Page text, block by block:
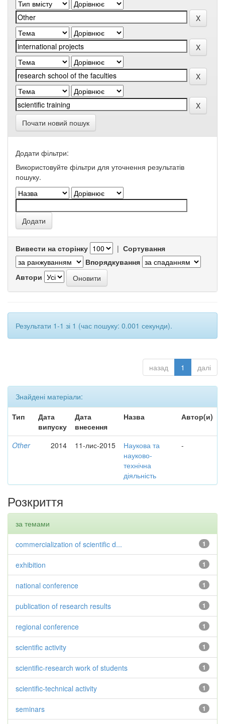
Почати новий пошук
Додати фільтри:
Використовуйте фільтри для уточнення результатів
пошуку.
Вивести на сторінку | Сортування
Впорядкування
Автори
Результати 1-1 зі 1 (час пошуку: 0.001 секунди).
назад 1 далі
Знайдені матеріали:
Тип
Дата
випуску
Дата
внесення
Назва Автор(и)
Other 2014 11-лис-2015
Наукова та
науково-
технічна
діяльність
-
Розкриття
за темами
1
commercialization of scientific d...
1
exhibition
1
national conference
1
publication of research results
1
regional conference
1
scientific activity
1
scientific-research work of students
1
scientific-technical activity
1
seminars